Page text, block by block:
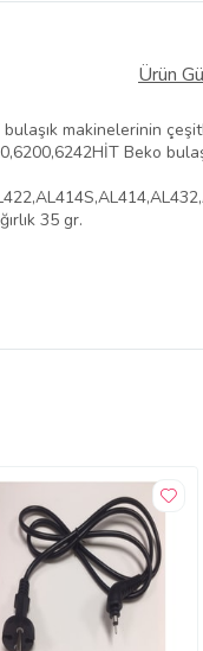
Ürün
makinelerinin
Beko
35 gr.